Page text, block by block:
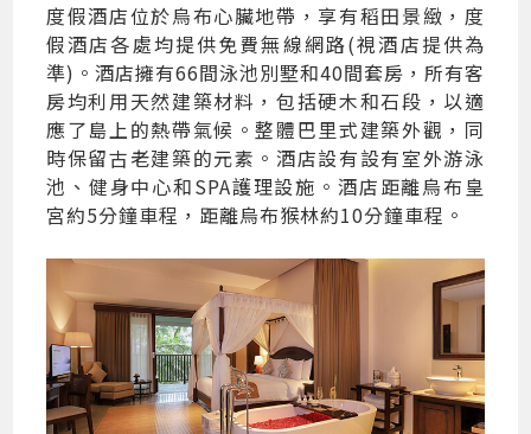
度假酒店位於烏布心臟地帶，享有稻田景緻，度
假酒店各處均提供免費無線網路(視酒店提供為
準)。酒店擁有66間泳池別墅和40間套房，所有客
房均利用天然建築材料，包括硬木和石段，以適
應了島上的熱帶氣候。整體巴里式建築外觀，同
時保留古老建築的元素。酒店設有設有室外游泳
池、健身中心和SPA護理設施。酒店距離烏布皇
宮約5分鐘車程，距離烏布猴林約10分鐘車程。